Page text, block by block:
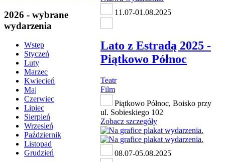
2026 - wybrane
wydarzenia
Wstęp
Styczeń
Luty
Marzec
Kwiecień
Maj
Czerwiec
Lipiec
Sierpień
Wrzesień
Październik
Listopad
Grudzień
11.07-01.08.2025
Lato z Estradą 2025 -
Piątkowo Północ
Teatr
Film
Piątkowo Północ, Boisko przy
ul. Sobieskiego 102
Zobacz szczegóły
08.07-05.08.2025